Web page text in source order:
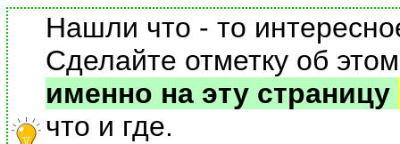
Нашли что - то
Сделайте отметку об
именно на эту страницу
что и где.